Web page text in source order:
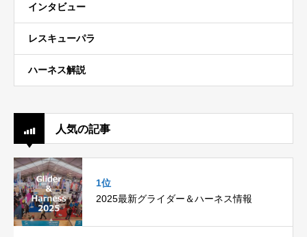
インタビュー
レスキューパラ
ハーネス解説
人気の記事
1位
2025最新グライダー＆ハーネス情報